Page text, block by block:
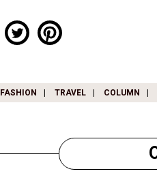
FASHION TRAVEL COLUMN